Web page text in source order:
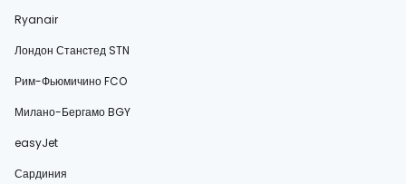
Ryanair
Лондон Станстед STN
Рим-Фьюмичино FCO
Милано-Бергамо BGY
easyJet
Сардиния